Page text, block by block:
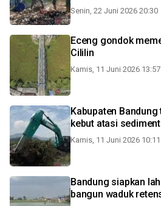
Senin, 22 Juni 2026 20:30
Eceng gondok
Cililin
Kamis, 11 Juni 2026 13:57
Kabupaten
kebut atasi
Kamis, 11 Juni 2026 10:11
Bandung siapkan
bangun waduk